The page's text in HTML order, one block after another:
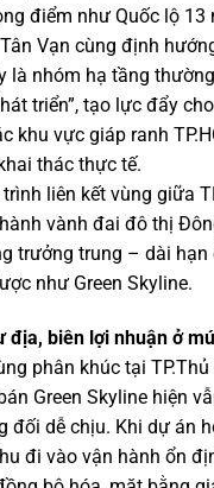
điểm như Quốc lộ 13
Vạn cùng định
là nhóm hạ tầng
triển”, tạo lực đẩy
khu vực giáp ranh
thác thực tế.
liên kết vùng giữa
vành đai đô thị
trưởng trung – dài hạn
như Green Skyline.
địa, biên lợi nhuận ở
phân khúc tại
Green Skyline hiện
đối dễ chịu. Khi dự án
đi vào vận hành ổn